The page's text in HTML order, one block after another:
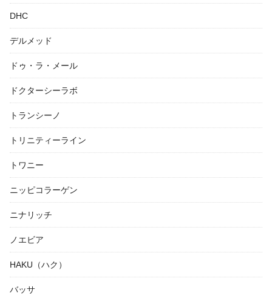
DHC
デルメッド
ドゥ・ラ・メール
ドクターシーラボ
トランシーノ
トリニティーライン
トワニー
ニッピコラーゲン
ニナリッチ
ノエビア
HAKU（ハク）
バッサ